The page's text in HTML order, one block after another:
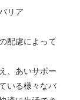
リア
配慮によって
、あいサポー
いる様々なバ